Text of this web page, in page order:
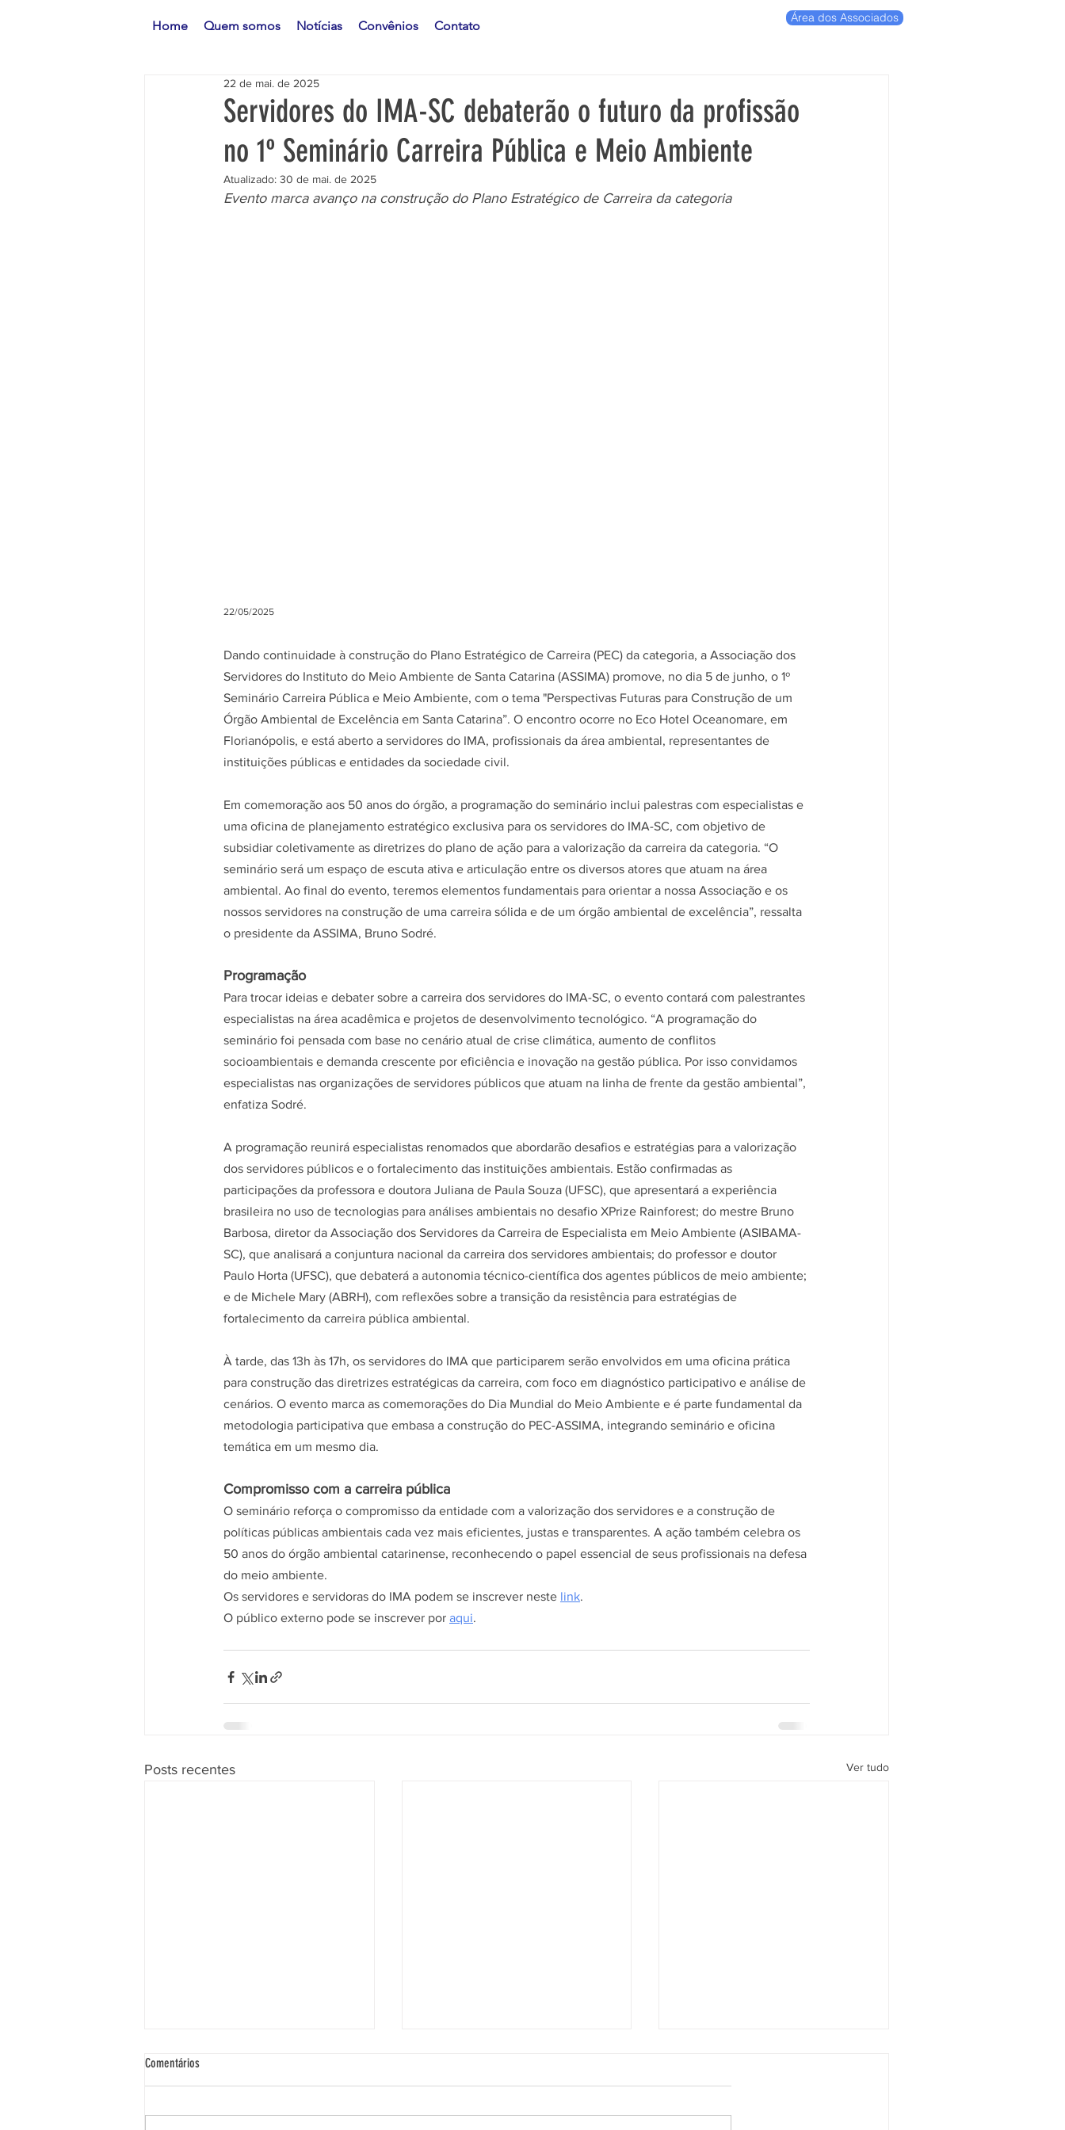
Home Quem somos Notícias Convênios Contato
Área dos Associados
Servidores do IMA-SC debaterão o futuro da profissão
no 1º Seminário Carreira Pública e Meio Ambiente
22 de mai. de 2025
Atualizado: 30 de mai. de 2025
Evento marca avanço na construção do Plano Estratégico de Carreira da categoria
22/05/2025
Dando continuidade à construção do Plano Estratégico de Carreira (PEC) da categoria, a Associação dos
Servidores do Instituto do Meio Ambiente de Santa Catarina (ASSIMA) promove, no dia 5 de junho, o 1º
Seminário Carreira Pública e Meio Ambiente, com o tema "Perspectivas Futuras para Construção de um
Órgão Ambiental de Excelência em Santa Catarina”. O encontro ocorre no Eco Hotel Oceanomare, em
Florianópolis, e está aberto a servidores do IMA, profissionais da área ambiental, representantes de
instituições públicas e entidades da sociedade civil.
Em comemoração aos 50 anos do órgão, a programação do seminário inclui palestras com especialistas e
uma oficina de planejamento estratégico exclusiva para os servidores do IMA-SC, com objetivo de
subsidiar coletivamente as diretrizes do plano de ação para a valorização da carreira da categoria. “O
seminário será um espaço de escuta ativa e articulação entre os diversos atores que atuam na área
ambiental. Ao final do evento, teremos elementos fundamentais para orientar a nossa Associação e os
nossos servidores na construção de uma carreira sólida e de um órgão ambiental de excelência”, ressalta
o presidente da ASSIMA, Bruno Sodré.
Programação
Para trocar ideias e debater sobre a carreira dos servidores do IMA-SC, o evento contará com palestrantes
especialistas na área acadêmica e projetos de desenvolvimento tecnológico. “A programação do
seminário foi pensada com base no cenário atual de crise climática, aumento de conflitos
socioambientais e demanda crescente por eficiência e inovação na gestão pública. Por isso convidamos
especialistas nas organizações de servidores públicos que atuam na linha de frente da gestão ambiental”,
enfatiza Sodré.
A programação reunirá especialistas renomados que abordarão desafios e estratégias para a valorização
dos servidores públicos e o fortalecimento das instituições ambientais. Estão confirmadas as
participações da professora e doutora Juliana de Paula Souza (UFSC), que apresentará a experiência
brasileira no uso de tecnologias para análises ambientais no desafio XPrize Rainforest; do mestre Bruno
Barbosa, diretor da Associação dos Servidores da Carreira de Especialista em Meio Ambiente (ASIBAMA-
SC), que analisará a conjuntura nacional da carreira dos servidores ambientais; do professor e doutor
Paulo Horta (UFSC), que debaterá a autonomia técnico-científica dos agentes públicos de meio ambiente;
e de Michele Mary (ABRH), com reflexões sobre a transição da resistência para estratégias de
fortalecimento da carreira pública ambiental.
À tarde, das 13h às 17h, os servidores do IMA que participarem serão envolvidos em uma oficina prática
para construção das diretrizes estratégicas da carreira, com foco em diagnóstico participativo e análise de
cenários. O evento marca as comemorações do Dia Mundial do Meio Ambiente e é parte fundamental da
metodologia participativa que embasa a construção do PEC-ASSIMA, integrando seminário e oficina
temática em um mesmo dia.
Compromisso com a carreira pública
O seminário reforça o compromisso da entidade com a valorização dos servidores e a construção de
políticas públicas ambientais cada vez mais eficientes, justas e transparentes. A ação também celebra os
50 anos do órgão ambiental catarinense, reconhecendo o papel essencial de seus profissionais na defesa
do meio ambiente.
Os servidores e servidoras do IMA podem se inscrever neste link.
O público externo pode se inscrever por aqui.
Posts recentes Ver tudo
Comentários